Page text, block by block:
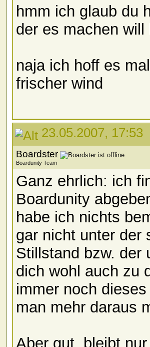
hmm ich glaub du
der es machen
naja ich hoff es
frischer wind
23.05.2007, 17:53
Boardster
Boardunity Team
Ganz ehrlich: ich
Boardunity
habe ich nichts
gar nicht unter der
Stillstand bzw. der
dich wohl auch zu
immer noch
man mehr daraus
Aber gut, bleibt